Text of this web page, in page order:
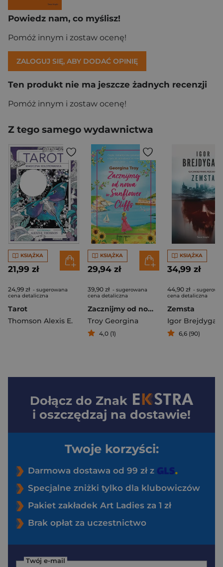
Powiedz nam, co myślisz!
Pomóż innym i zostaw ocenę!
ZALOGUJ SIĘ, ABY DODAĆ OPINIĘ
Ten produkt nie ma jeszcze żadnych recenzji
Pomóż innym i zostaw ocenę!
Z tego samego wydawnictwa
KSIĄŻKA
21,99 zł
24,99 zł - sugerowana
cena detaliczna
Tarot
Thomson Alexis E.
KSIĄŻKA
29,94 zł
39,90 zł - sugerowana
cena detaliczna
Zacznijmy od nowa w Sunflower Cliffs
Troy Georgina
4,0 (1)
KSIĄŻKA
34,99 zł
44,90 zł -
cena detaliczna
Zemsta
Igor
6,6 (90)
Dołącz do Znak
i oszczędzaj na dostawie!
Twoje korzyści:
Darmowa dostawa od 99 zł z
Specjalne zniżki tylko dla klubowiczów
Pakiet zakładek Art Ladies za 1 zł
Brak opłat za uczestnictwo
Twój e-mail